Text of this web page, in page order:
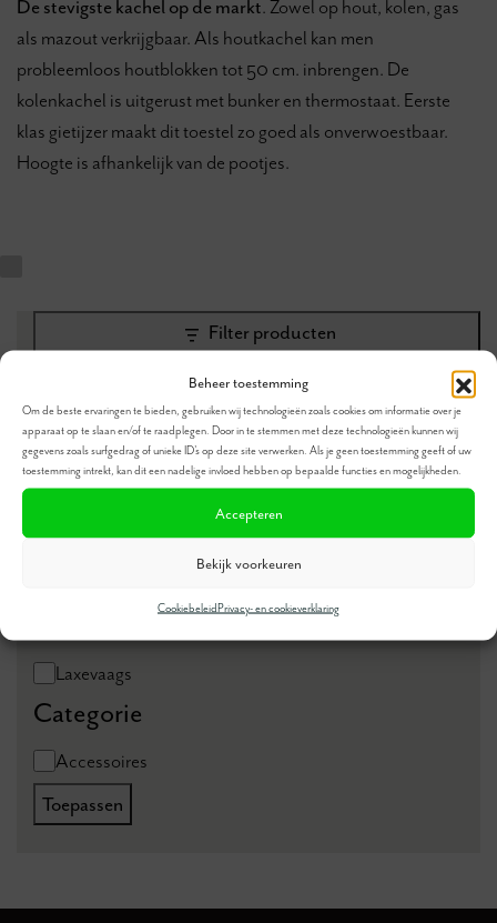
Beheer toestemming
Om de beste ervaringen te bieden, gebruiken wij technologieën zoals cookies om informatie over je
apparaat op te slaan en/of te raadplegen. Door in te stemmen met deze technologieën kunnen wij
gegevens zoals surfgedrag of unieke ID's op deze site verwerken. Als je geen toestemming geeft of uw
toestemming intrekt, kan dit een nadelige invloed hebben op bepaalde functies en mogelijkheden.
Accepteren
Bekijk voorkeuren
CookiebeleidPrivacy- en cookieverklaring
Filter producten
Toepassen
Filter producten
MerkLaxevaags
Categorie
Categorie
Accessoires
Toepassen
De stevigste kachel op de markt. Zowel op hout, kolen, gas
als mazout verkrijgbaar. Als houtkachel kan men
probleemloos houtblokken tot 50 cm. inbrengen. De
kolenkachel is uitgerust met bunker en thermostaat. Eerste
klas gietijzer maakt dit toestel zo goed als onverwoestbaar.
Hoogte is afhankelijk van de pootjes.